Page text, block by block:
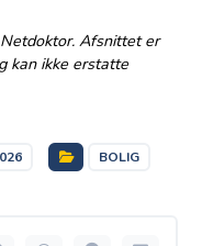
Afsnittet er
kan ikke erstatte
BOLIG